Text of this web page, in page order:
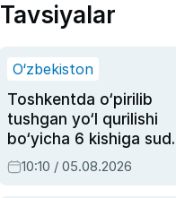
Tavsiyalar
O‘zbekiston
Toshkentda o‘pirilib
tushgan yo‘l qurilishi
bo‘yicha 6 kishiga sud
hukmi o‘qildi
10:10 / 05.08.2026